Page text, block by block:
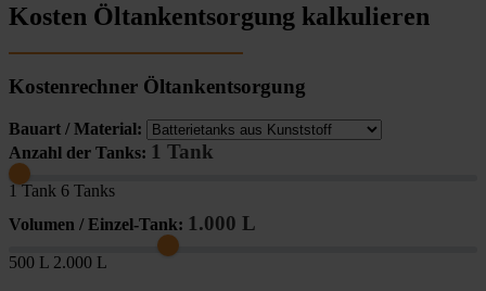
Kosten Öltankentsorgung kalkulieren
Kostenrechner Öltankentsorgung
Bauart / Material:
Anzahl der Tanks: 1 Tank
1 Tank 6 Tanks
Volumen / Einzel-Tank: 1.000 L
500 L 2.000 L